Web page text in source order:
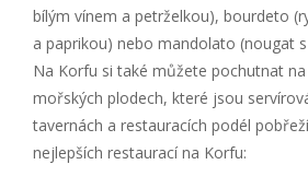
bílým vínem a petrželkou), bourdeto
a paprikou) nebo mandolato (nougat
Na Korfu si také můžete pochutnat
mořských plodech, které jsou
tavernách a restauracích podél
nejlepších restaurací na Korfu: